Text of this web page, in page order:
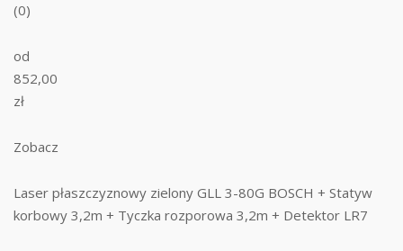
(0)
od
852,00
zł
Zobacz
Laser płaszczyznowy zielony GLL 3-80G BOSCH + Statyw
korbowy 3,2m + Tyczka rozporowa 3,2m + Detektor LR7